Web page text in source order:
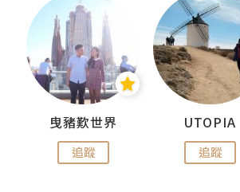
曳豬歎世界
追蹤
UTOPIA
追蹤